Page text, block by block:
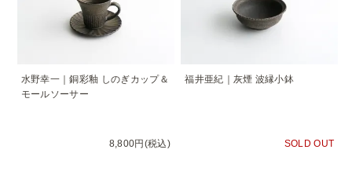
水野幸一｜銅彩釉 しのぎカップ＆
モールソーサー
8,800円(税込)
福井亜紀｜灰煙 波縁小鉢
SOLD OUT